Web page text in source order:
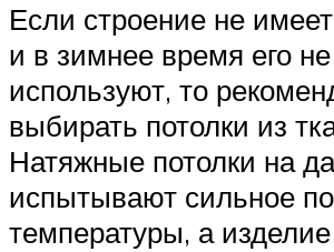
Если строение не
и в зимнее время его не
используют, то
выбирать потолки из
Натяжные потолки на
испытывают сильное
температуры, а